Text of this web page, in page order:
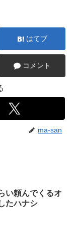
はてブ
コメント
ma-san
い頼んでくるオ
たハナシ